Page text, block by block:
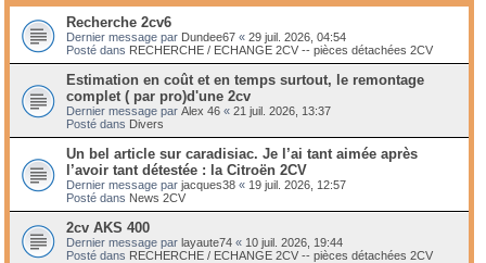
Recherche 2cv6
Dernier message par Dundee67 « 29 juil. 2026, 04:54
Posté dans RECHERCHE / ECHANGE 2CV -- pièces détachées 2CV
Estimation en coût et en temps surtout, le remontage
complet ( par pro)d'une 2cv
Dernier message par Alex 46 « 21 juil. 2026, 13:37
Posté dans Divers
Un bel article sur caradisiac. Je l’ai tant aimée après
l’avoir tant détestée : la Citroën 2CV
Dernier message par jacques38 « 19 juil. 2026, 12:57
Posté dans News 2CV
2cv AKS 400
Dernier message par layaute74 « 10 juil. 2026, 19:44
Posté dans RECHERCHE / ECHANGE 2CV -- pièces détachées 2CV